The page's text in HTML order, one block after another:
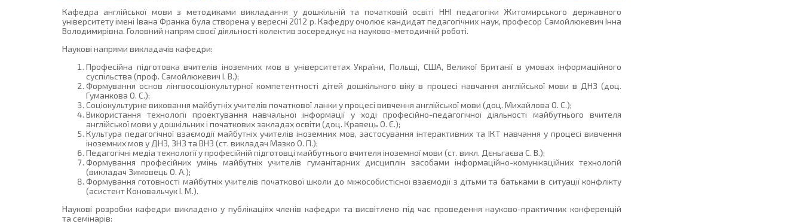
Кафедра англійської мови з методиками викладання у дошкільній та початковій освіті ННІ педагогіки Житомирського державного
університету імені Івана Франка була створена у вересні 2012 р. Кафедру очолює кандидат педагогічних наук, професор Самойлюкевич Інна
Володимирівна. Головний напрям своєї діяльності колектив зосереджує на науково-методичній роботі.
Наукові напрями викладачів кафедри:
Професійна підготовка вчителів іноземних мов в університетах України, Польщі, США, Великої Британії в умовах інформаційного
суспільства (проф. Самойлюкевич І. В.);
Формування основ лінгвосоціокультурної компетентності дітей дошкільного віку в процесі навчання англійської мови в ДНЗ (доц.
Гуманкова О. С.);
Соціокультурне виховання майбутніх учителів початкової ланки у процесі вивчення англійської мови (доц. Михайлова О. С.);
Використання технології проектування навчальної інформації у ході професійно-педагогічної діяльності майбутнього вчителя
англійської мови у дошкільних і початкових закладах освіти (доц. Кравець О. Є.);
Культура педагогічної взаємодії майбутніх учителів іноземних мов, застосування інтерактивних та ІКТ навчання у процесі вивчення
іноземних мов у ДНЗ, ЗНЗ та ВНЗ (ст. викладач Мазко О. П.);
Педагогічні медіа технології у професійній підготовці майбутнього вчителя іноземної мови (ст. викл. Дєньгаєва С. В.);
Формування професійних умінь майбутніх учителів гуманітарних дисциплін засобами інформаційно-комунікаційних технологій
(викладач Зимовець О. А.);
Формування готовності майбутніх учителів початкової школи до міжособистісної взаємодії з дітьми та батьками в ситуації конфлікту
(асистент Коновальчук І. М.).
Наукові розробки кафедри викладено у публікаціях членів кафедри та висвітлено під час проведення науково-практичних конференцій
та семінарів: